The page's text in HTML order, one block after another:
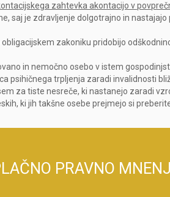
zahtevka akontacijo v
saj je zdravljenje dolgotrajno in
zakoniku pridobijo
in nemočno osebo v istem
psihičnega trpljenja zaradi invalidnosti
za tiste nesreče, ki nastanejo zaradi
ki jih takšne osebe prejmejo si
PRAVNO